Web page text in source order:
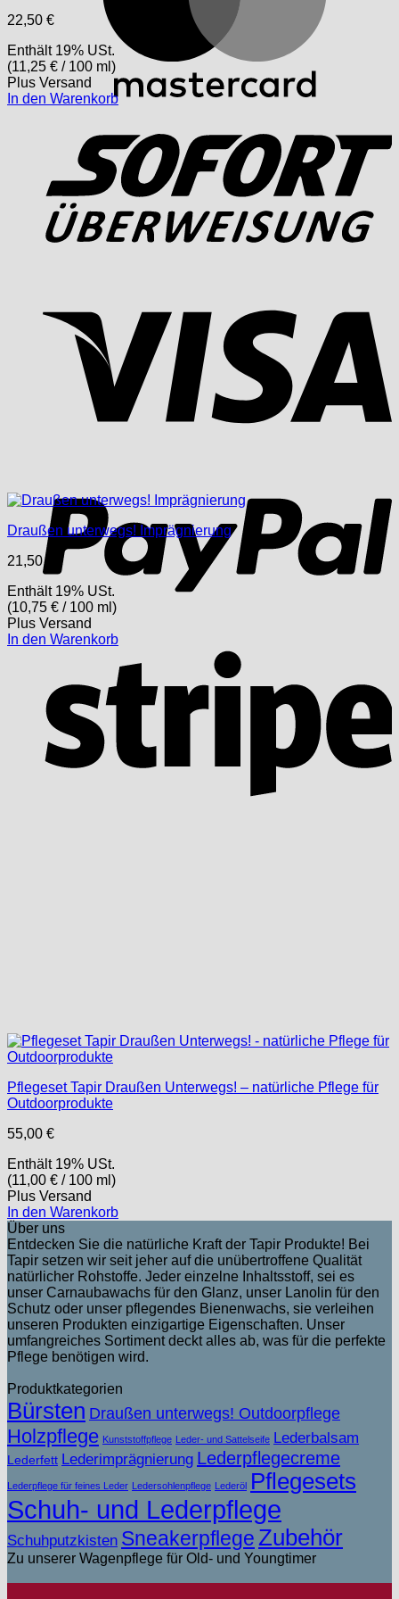
22,50 €
Enthält 19% USt.
(11,25 € / 100 ml)
Plus Versand
In den Warenkorb
Draußen unterwegs! Imprägnierung
21,50
Enthält 19% USt.
(10,75 € / 100 ml)
Plus Versand
In den Warenkorb
Pflegeset Tapir Draußen Unterwegs! – natürliche Pflege für
Outdoorprodukte
55,00 €
Enthält 19% USt.
(11,00 € / 100 ml)
Plus Versand
In den Warenkorb
Über uns
Entdecken Sie die natürliche Kraft der Tapir Produkte! Bei
Tapir setzen wir seit jeher auf die unübertroffene Qualität
natürlicher Rohstoffe. Jeder einzelne Inhaltsstoff, sei es
unser Carnaubawachs für den Glanz, unser Lanolin für den
Schutz oder unser pflegendes Bienenwachs, sie verleihen
unseren Produkten einzigartige Eigenschaften. Unser
umfangreiches Sortiment deckt alles ab, was für die perfekte
Pflege benötigen wird.
Produktkategorien
Bürsten Draußen unterwegs! Outdoorpflege
Holzpflege Kunststoffpflege Leder- und Sattelseife Lederbalsam
Lederfett Lederimprägnierung Lederpflegecreme
Lederpflege für feines Leder Ledersohlenpflege Lederöl Pflegesets
Schuh- und Lederpflege
Schuhputzkisten Sneakerpflege Zubehör
Zu unserer Wagenpflege für Old- und Youngtimer